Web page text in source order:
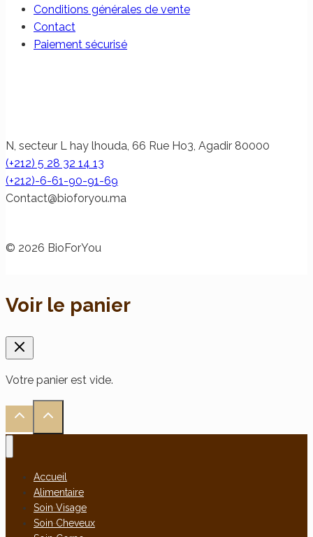
Conditions générales de vente
Contact
Paiement sécurisé
N, secteur L hay lhouda, 66 Rue Ho3, Agadir 80000
(+212) 5 28 32 14 13
(+212)-6-61-90-91-69
am.uoyrofoib
@tcatnoC
© 2026 BioForYou
Voir le panier
Votre panier est vide.
Accueil
Alimentaire
Soin Visage
Soin Cheveux